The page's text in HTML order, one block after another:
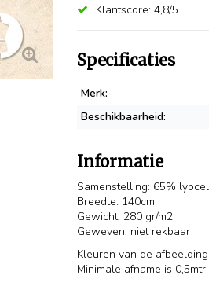
Klantscore: 4,8/5
Specificaties
Merk:
Beschikbaarheid:
Informatie
Samenstelling: 65%
Breedte: 140cm
Gewicht: 280 gr/m2
Geweven, niet rekbaar
Kleuren van de
Minimale afname is 0,5mtr